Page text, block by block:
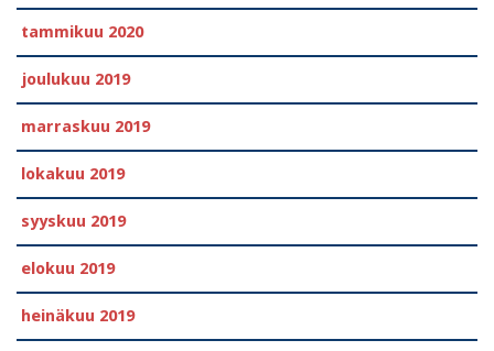
tammikuu 2020
joulukuu 2019
marraskuu 2019
lokakuu 2019
syyskuu 2019
elokuu 2019
heinäkuu 2019